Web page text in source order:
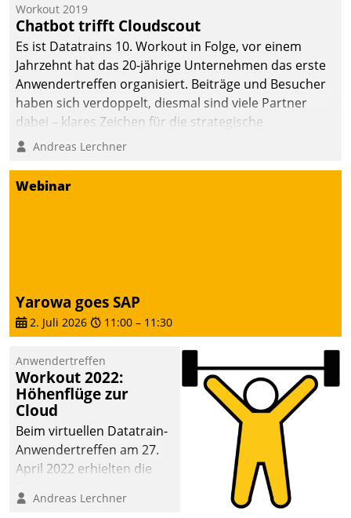
Quartier. Dazwischen
zeigte Datatrain, was es
Neues zu bieten hat.
Workout 2019
Chatbot trifft Cloudscout
Es ist Datatrains 10. Workout in Folge, vor einem
Jahrzehnt hat das 20-jährige Unternehmen das erste
Anwendertreffen organisiert. Beiträge und Besucher
haben sich verdoppelt, diesmal sind viele Partner
dabei – klares Zeichen für die strategische
Fokussierung auf den Kunden.
Andreas Lerchner
Webinar
Yarowa goes SAP
2. Juli 2026 11:00 – 11:30
Anwendertreffen
Workout 2022:
Höhenflüge zur
Cloud
Beim virtuellen Datatrain-
Anwendertreffen am 27.
April 2022 erhielten die
Teilnehmer kurzweilige
Andreas Lerchner